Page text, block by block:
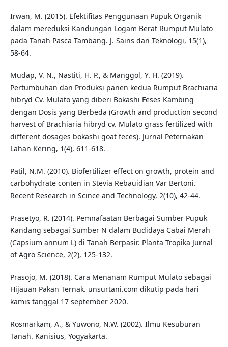
Irwan, M. (2015). Efektifitas Penggunaan Pupuk Organik
dalam mereduksi Kandungan Logam Berat Rumput Mulato
pada Tanah Pasca Tambang. J. Sains dan Teknologi, 15(1),
58-64.
Mudap, V. N., Nastiti, H. P., & Manggol, Y. H. (2019).
Pertumbuhan dan Produksi panen kedua Rumput Brachiaria
hibryd Cv. Mulato yang diberi Bokashi Feses Kambing
dengan Dosis yang Berbeda (Growth and production second
harvest of Brachiaria hibryd cv. Mulato grass fertilized with
different dosages bokashi goat feces). Jurnal Peternakan
Lahan Kering, 1(4), 611-618.
Patil, N.M. (2010). Biofertilizer effect on growth, protein and
carbohydrate conten in Stevia Rebauidian Var Bertoni.
Recent Research in Scince and Technology, 2(10), 42-44.
Prasetyo, R. (2014). Pemnafaatan Berbagai Sumber Pupuk
Kandang sebagai Sumber N dalam Budidaya Cabai Merah
(Capsium annum L) di Tanah Berpasir. Planta Tropika Jurnal
of Agro Science, 2(2), 125-132.
Prasojo, M. (2018). Cara Menanam Rumput Mulato sebagai
Hijauan Pakan Ternak. unsurtani.com dikutip pada hari
kamis tanggal 17 september 2020.
Rosmarkam, A., & Yuwono, N.W. (2002). Ilmu Kesuburan
Tanah. Kanisius, Yogyakarta.